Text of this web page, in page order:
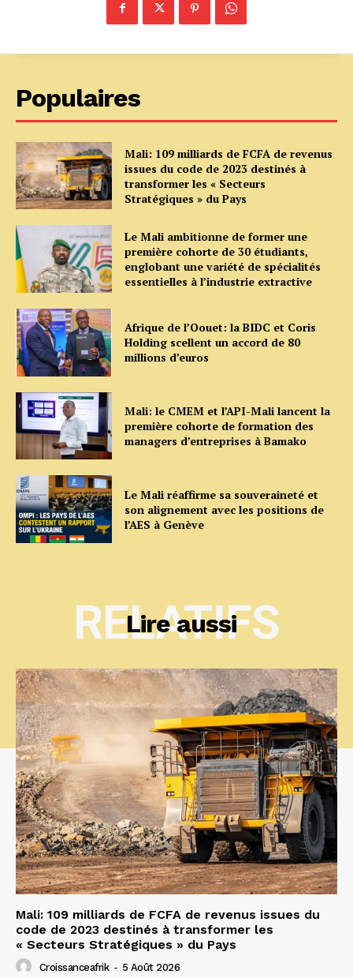
Populaires
Mali: 109 milliards de FCFA de revenus
issues du code de 2023 destinés à
transformer les « Secteurs
Stratégiques » du Pays
Le Mali ambitionne de former une
première cohorte de 30 étudiants,
englobant une variété de spécialités
essentielles à l’industrie extractive
Afrique de l’Oouet: la BIDC et Coris
Holding scellent un accord de 80
millions d’euros
Mali: le CMEM et l’API-Mali lancent la
première cohorte de formation des
managers d’entreprises à Bamako
Le Mali réaffirme sa souveraineté et
son alignement avec les positions de
l’AES à Genève
Lire aussi
RELATIFS
Mali: 109 milliards de FCFA de revenus issues du
code de 2023 destinés à transformer les
« Secteurs Stratégiques » du Pays
Croissanceafrik - 5 Août 2026